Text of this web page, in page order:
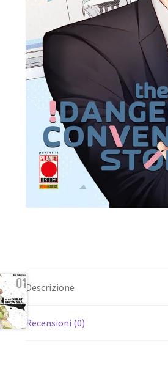
Descrizione
Recensioni (0)